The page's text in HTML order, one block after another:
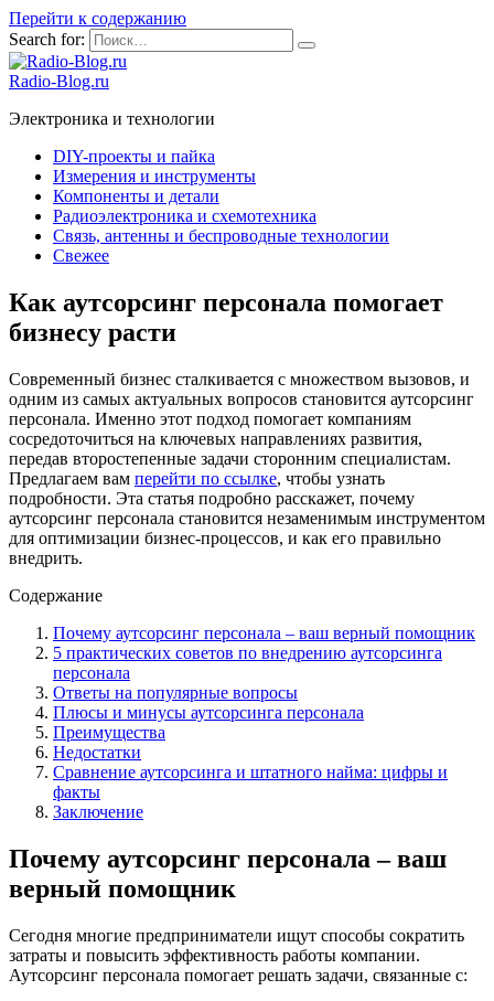
Перейти к содержанию
Search for:
Radio-Blog.ru
Электроника и технологии
DIY-проекты и пайка
Измерения и инструменты
Компоненты и детали
Радиоэлектроника и схемотехника
Связь, антенны и беспроводные технологии
Свежее
Как аутсорсинг персонала помогает
бизнесу расти
Современный бизнес сталкивается с множеством вызовов, и
одним из самых актуальных вопросов становится аутсорсинг
персонала. Именно этот подход помогает компаниям
сосредоточиться на ключевых направлениях развития,
передав второстепенные задачи сторонним специалистам.
Предлагаем вам перейти по ссылке, чтобы узнать
подробности. Эта статья подробно расскажет, почему
аутсорсинг персонала становится незаменимым инструментом
для оптимизации бизнес-процессов, и как его правильно
внедрить.
Содержание
Почему аутсорсинг персонала – ваш верный помощник
5 практических советов по внедрению аутсорсинга
персонала
Ответы на популярные вопросы
Плюсы и минусы аутсорсинга персонала
Преимущества
Недостатки
Сравнение аутсорсинга и штатного найма: цифры и
факты
Заключение
Почему аутсорсинг персонала – ваш
верный помощник
Сегодня многие предприниматели ищут способы сократить
затраты и повысить эффективность работы компании.
Аутсорсинг персонала помогает решать задачи, связанные с: